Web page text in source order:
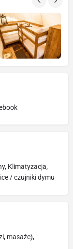
Klimatyzacja,
/ czujniki dymu
masaże),